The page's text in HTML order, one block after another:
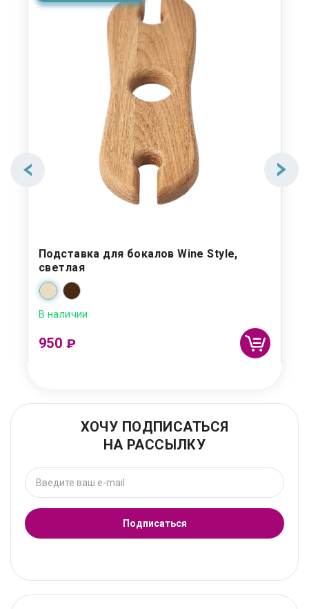
Подставка для бокалов Wine Style,
светлая
В наличии
950 ₽
ХОЧУ ПОДПИСАТЬСЯ
НА РАССЫЛКУ
Подписаться